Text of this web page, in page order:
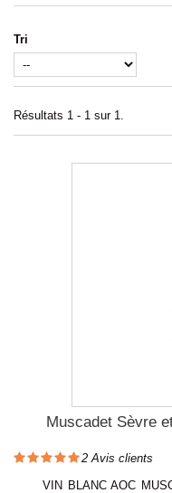
Tri
Résultats 1 - 1 sur 1.
Muscadet Sèvre
2 Avis clients
VIN BLANC AOC